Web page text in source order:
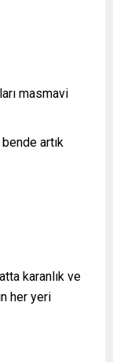
masmavi
artık
karanlık ve
her yeri